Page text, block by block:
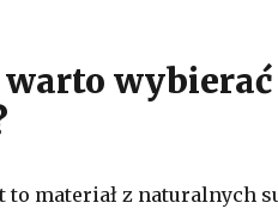
warto
to materiał z naturalnych